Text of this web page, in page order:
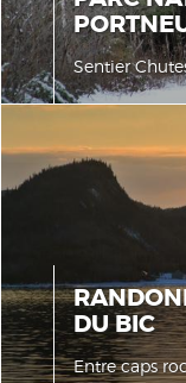
Sentier
DU BIC
Entre caps